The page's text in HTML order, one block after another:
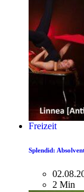
Freizeit
Splendid:
2 Min